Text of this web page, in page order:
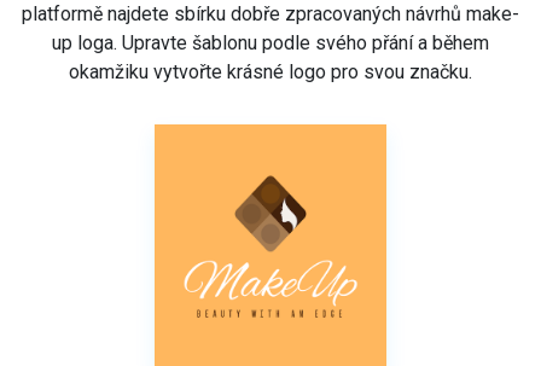
platformě najdete sbírku dobře zpracovaných návrhů make-
up loga. Upravte šablonu podle svého přání a během
okamžiku vytvořte krásné logo pro svou značku.